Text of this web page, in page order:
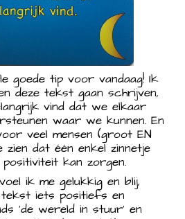
goede tip voor vandaag! Ik
deze tekst gaan schrijven,
vind dat we elkaar
waar we kunnen. En
veel mensen (groot EN
zien dat één enkel zinnetje
kan zorgen.
ik me gelukkig en blij,
iets positiefs en
‘de wereld in stuur’ en